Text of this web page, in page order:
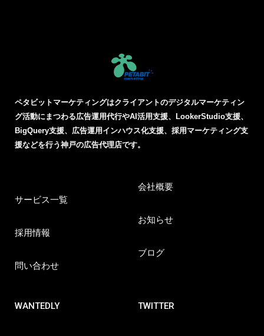
サービス一覧
採用情報
問い合わせ
会社概要
お知らせ
ブログ
WANTEDLY TWITTER
ペタビットマーケティングはクライアントのデジタルマーケティン
グ活動にまつわる広告運用代行やAI活用支援、LookerStudio支援、
BigQuery支援、広告運用インハウス化支援、採用マーケティング支
援などを行う神戸の広告代理店です。